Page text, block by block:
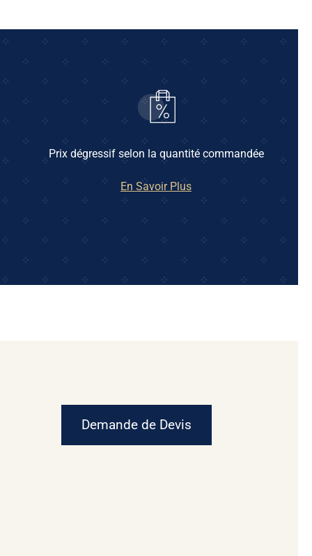
Prix dégressif selon la quantité commandée
En Savoir Plus
Demande de Devis